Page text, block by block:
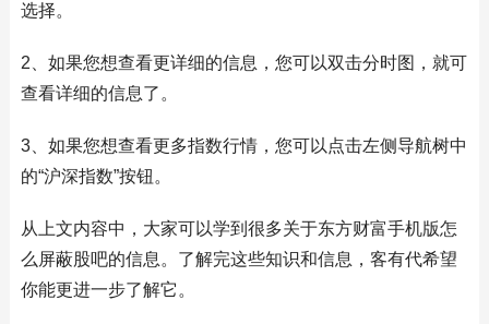
选择。
2、如果您想查看更详细的信息，您可以双击分时图，就可
查看详细的信息了。
3、如果您想查看更多指数行情，您可以点击左侧导航树中
的“沪深指数”按钮。
从上文内容中，大家可以学到很多关于东方财富手机版怎
么屏蔽股吧的信息。了解完这些知识和信息，客有代希望
你能更进一步了解它。